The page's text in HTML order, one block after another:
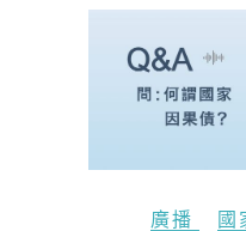
廣播 國